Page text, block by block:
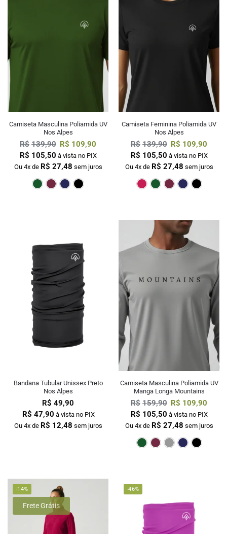
Camiseta Masculina Poliamida UV
Nos Alpes
R$ 139,90 R$ 109,90
R$ 105,50 à vista no PIX
Ou 4x de R$ 27,48 sem juros
Verde Escuro Preto
Camiseta Feminina Poliamida UV
Nos Alpes
R$ 139,90 R$ 109,90
R$ 105,50 à vista no PIX
Ou 4x de R$ 27,48 sem juros
PinkVerde
Bandana Tubular Unissex Preto
Nos Alpes
R$ 49,90
R$ 47,90 à vista no PIX
Ou 4x de R$ 12,48 sem juros
Camiseta Masculina Poliamida UV
Manga Longa Mountains
R$ 159,90 R$ 109,90
R$ 105,50 à vista no PIX
Ou 4x de R$ 27,48 sem juros
Verde Escuro
Bordô
-14%
Frete Grátis
-46%